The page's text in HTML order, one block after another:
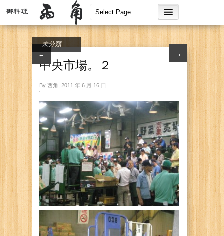
← →
未分類
中央市場。２
By 西角, 2011 年 6 月 16 日